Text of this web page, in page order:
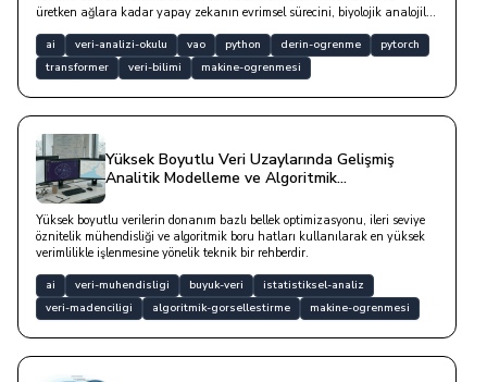
üretken ağlara kadar yapay zekanın evrimsel sürecini, biyolojik analojiler
analiz etmektedir.
ai veri-analizi-okulu vao python derin-ogrenme
pytorch
transformer
veri-bilimi makine-ogrenmesi
Yüksek Boyutlu Veri Uzaylarında Gelişmiş
Analitik Modelleme ve Algoritmik
Yüksek boyutlu verilerin donanım bazlı bellek optimizasyonu, ileri seviye
öznitelik mühendisliği ve algoritmik boru hatları kullanılarak en yüksek
verimlilikle işlenmesine yönelik teknik bir rehberdir.
ai veri-muhendisligi buyuk-veri
istatistiksel-analiz
veri-madenciligi
algoritmik-gorsellestirme makine-ogrenmesi